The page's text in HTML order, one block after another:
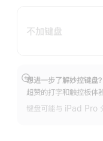
不加键盘
想进一步了解妙控键盘？
超赞的打字和触控板体验
键盘可能与 iPad Pro 分
展
开